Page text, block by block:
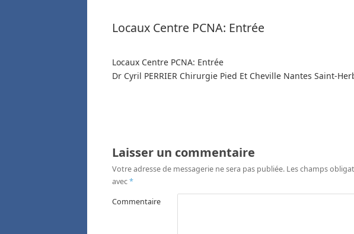
Locaux Centre PCNA: Entrée
Locaux Centre PCNA: Entrée
Dr Cyril PERRIER Chirurgie Pied Et Cheville Nantes Saint-
Laisser un commentaire
Votre adresse de messagerie ne sera pas publiée. Les champs
avec*
Commentaire